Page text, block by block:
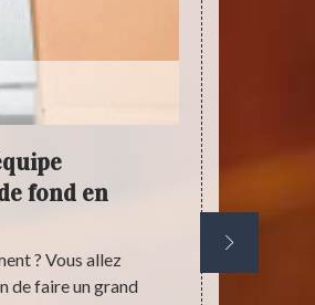
fond en
? Vous allez
de faire un grand